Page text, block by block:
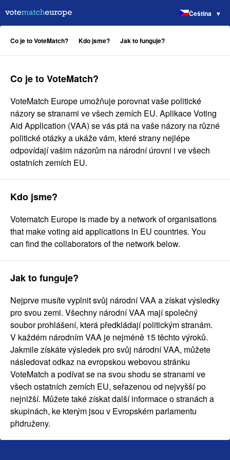
Čeština
Co je to VoteMatch? Kdo jsme? Jak to funguje?
Co je to VoteMatch?
VoteMatch Europe umožňuje porovnat vaše politické
názory se stranami ve všech zemích EU. Aplikace Voting
Aid Application (VAA) se vás ptá na vaše názory na různé
politické otázky a ukáže vám, které strany nejlépe
odpovídají vašim názorům na národní úrovni i ve všech
ostatních zemích EU.
Kdo jsme?
Votematch Europe is made by a network of organisations
that make voting aid applications in EU countries. You
can find the collaborators of the network below.
Jak to funguje?
Nejprve musíte vyplnit svůj národní VAA a získat výsledky
pro svou zemi. Všechny národní VAA mají společný
soubor prohlášení, která předkládají politickým stranám.
V každém národním VAA je nejméně 15 těchto výroků.
Jakmile získáte výsledek pro svůj národní VAA, můžete
následovat odkaz na evropskou webovou stránku
VoteMatch a podívat se na svou shodu se stranami ve
všech ostatních zemích EU, seřazenou od nejvyšší po
nejnižší. Můžete také získat další informace o stranách a
skupinách, ke kterým jsou v Evropském parlamentu
přidruženy.